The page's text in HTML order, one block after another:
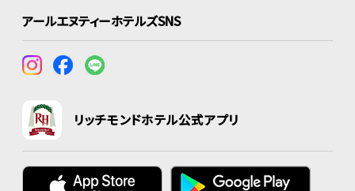
アールエヌティーホテルズSNS
リッチモンドホテル公式アプリ